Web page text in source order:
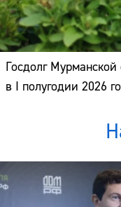
Госдолг
в I полугодии 2026